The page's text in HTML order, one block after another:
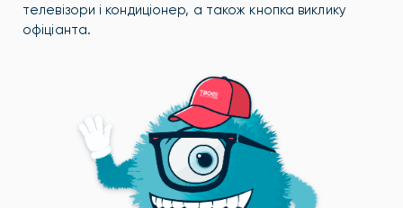
телевізори і кондиціонер, а також кнопка виклику
офіціанта.